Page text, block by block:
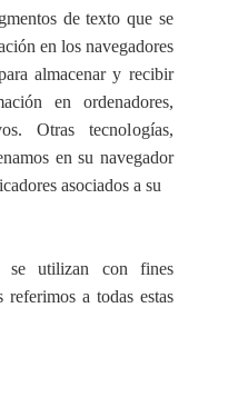
gmentos de texto que se
ción en los navegadores
araalmacenar y recibir
ción en ordenadores,
Otras tecnologías,
namos en su navegador
cadoresasociados a su
se utilizan con fines
referimos a todas estas